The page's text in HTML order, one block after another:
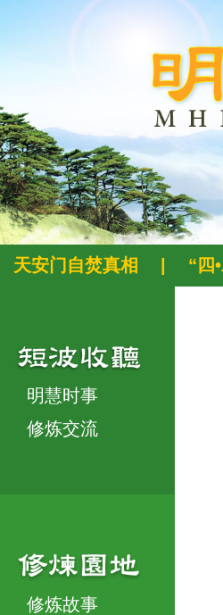
天安门自焚真相 “四
明慧时事
修炼交流
修炼故事